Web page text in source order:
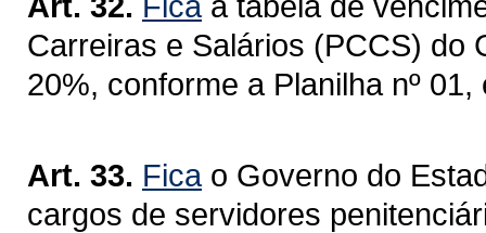
Carreiras e Salários (PCCS) do
20%, conforme a Planilha nº 01,
Art. 33. Ficao Governo do
cargos de servidores